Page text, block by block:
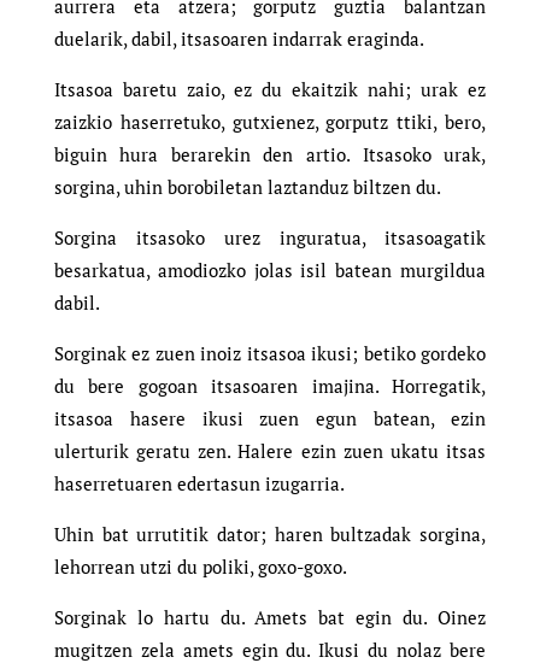
aurrera eta atzera; gorputz guztia balantzan
duelarik, dabil, itsasoaren indarrak eraginda.
Itsasoa baretu zaio, ez du ekaitzik nahi; urak ez
zaizkio haserretuko, gutxienez, gorputz ttiki, bero,
biguin hura berarekin den artio. Itsasoko urak,
sorgina, uhin borobiletan laztanduz biltzen du.
Sorgina itsasoko urez inguratua, itsasoagatik
besarkatua, amodiozko jolas isil batean murgildua
dabil.
Sorginak ez zuen inoiz itsasoa ikusi; betiko gordeko
du bere gogoan itsasoaren imajina. Horregatik,
itsasoa hasere ikusi zuen egun batean, ezin
ulerturik geratu zen. Halere ezin zuen ukatu itsas
haserretuaren edertasun izugarria.
Uhin bat urrutitik dator; haren bultzadak sorgina,
lehorrean utzi du poliki, goxo-goxo.
Sorginak lo hartu du. Amets bat egin du. Oinez
mugitzen zela amets egin du. Ikusi du nolaz bere